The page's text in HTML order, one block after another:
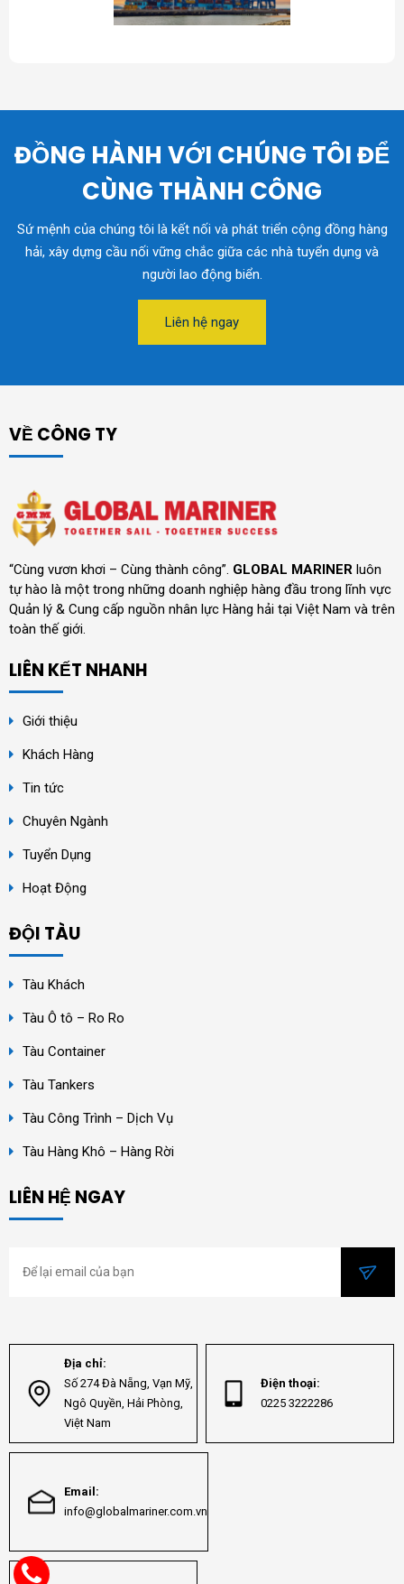
ĐỒNG HÀNH VỚI CHÚNG TÔI ĐỂ
CÙNG THÀNH CÔNG
Sứ mệnh của chúng tôi là kết nối và phát triển cộng đồng hàng
hải, xây dựng cầu nối vững chắc giữa các nhà tuyển dụng và
người lao động biển.
Liên hệ ngay
VỀ CÔNG TY
“Cùng vươn khơi – Cùng thành công”. GLOBAL MARINER luôn
tự hào là một trong những doanh nghiệp hàng đầu trong lĩnh vực
Quản lý & Cung cấp nguồn nhân lực Hàng hải tại Việt Nam và trên
toàn thế giới.
LIÊN KẾT NHANH
Giới thiệu
Khách Hàng
Tin tức
Chuyên Ngành
Tuyển Dụng
Hoạt Động
ĐỘI TÀU
Tàu Khách
Tàu Ô tô – Ro Ro
Tàu Container
Tàu Tankers
Tàu Công Trình – Dịch Vụ
Tàu Hàng Khô – Hàng Rời
LIÊN HỆ NGAY
Địa chỉ:
Số 274 Đà Nẵng, Vạn Mỹ,
Ngô Quyền, Hải Phòng,
Việt Nam
Điện thoại:
0225 3222286
Email:
info@globalmariner.com.vn